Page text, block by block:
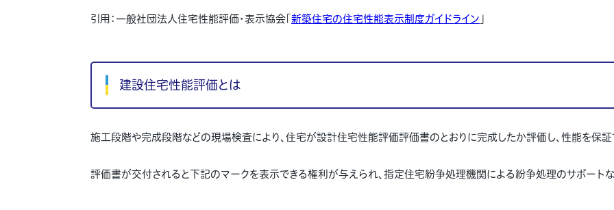
引用：一般社団法人住宅性能評価・表示協会「新築住宅の住宅性能表示制度ガイドライン 」
建設住宅性能評価とは
施工段階や完成段階などの現場検査により、住宅が設計住宅性能評価評価書のとおりに完成したか評価し、性能を保
評価書が交付されると下記のマークを表示できる権利が与えられ、指定住宅紛争処理機関による紛争処理のサポート